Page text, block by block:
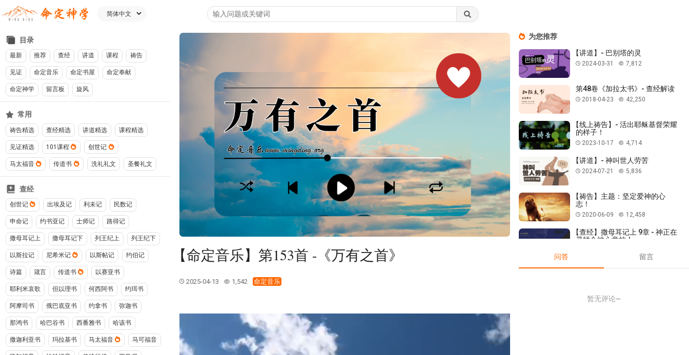
目录
最新 推荐 查经 讲道 课程 祷告
见证 命定音乐 命定书屋 命定奉献
命定神学 留言板 旋风
常用
祷告精选 查经精选 讲道精选 课程精选
见证精选 101课程 创世记
马太福音 传道书 洗礼礼文 圣餐礼文
查经
创世记 出埃及记 利未记 民数记
申命记 约书亚记 士师记 路得记
撒母耳记上 撒母耳记下 列王纪上 列王纪下
以斯拉记 尼希米记 以斯帖记 约伯记
诗篇 箴言 传道书 以赛亚书
耶利米哀歌 但以理书 何西阿书 约珥书
阿摩司书 俄巴底亚书 约拿书 弥迦书
那鸿书 哈巴谷书 西番雅书 哈该书
撒迦利亚书 玛拉基书 马太福音 马可福音
【命定音乐】第153首 -《万有之首》
2025-04-13 1,542 命定音乐
为您推荐
【讲道】- 巴别塔的灵
2024-03-31 7,812
第48卷《加拉太书》- 查经解读
2018-04-23 42,250
【线上祷告】- 活出耶稣基督荣耀
的样子！
2023-10-17 4,714
【讲道】- 神叫世人劳苦
2024-07-21 5,836
【祷告】主题：坚定爱神的心
志！
2020-06-09 12,458
【查经】撒母耳记上 9章 - 神正在
寻找合祂心意的人
【查经】路加福音 5章 – 这福音
【做人做事】《做事篇》03：在
问答 留言
暂无评论~